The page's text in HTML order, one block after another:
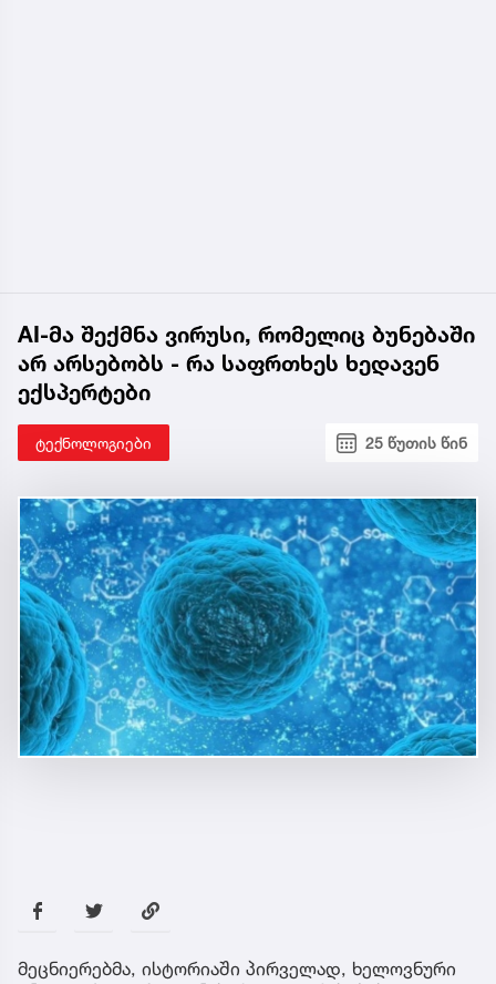
AI-მა შექმნა ვირუსი, რომელიც ბუნებაში
არ არსებობს - რა საფრთხეს ხედავენ
ექსპერტები
ტექნოლოგიები 25 წუთის წინ
მეცნიერებმა, ისტორიაში პირველად, ხელოვნური